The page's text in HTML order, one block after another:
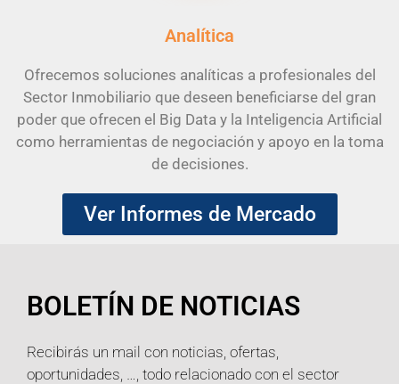
Analítica
Ofrecemos soluciones analíticas a profesionales del
Sector Inmobiliario que deseen beneficiarse del gran
poder que ofrecen el Big Data y la Inteligencia Artificial
como herramientas de negociación y apoyo en la toma
de decisiones.
Ver Informes de Mercado
BOLETÍN DE NOTICIAS
Recibirás un mail con noticias, ofertas,
oportunidades, …, todo relacionado con el sector